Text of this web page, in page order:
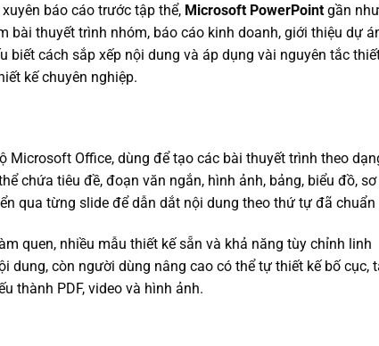
báo cáo trước tập thể, Microsoft PowerPointgần
bài thuyết trình nhóm, báo cáo kinh doanh, giới thiệu dự
biết cách sắp xếp nội dung và áp dụng vài nguyên tắc
kế chuyên nghiệp.
Office, dùng để tạo các bài thuyết trình theo
chứa tiêu đề, đoạn văn ngắn, hình ảnh, bảng, biểu đồ,
qua từng slide để dẫn dắt nội dung theo thứ tự đã chuẩn
quen, nhiều mẫu thiết kế sẵn và khả năng tùy chỉnh linh
dung, còn người dùng nâng cao có thể tự thiết kế bố cục,
thành PDF, video và hình ảnh.